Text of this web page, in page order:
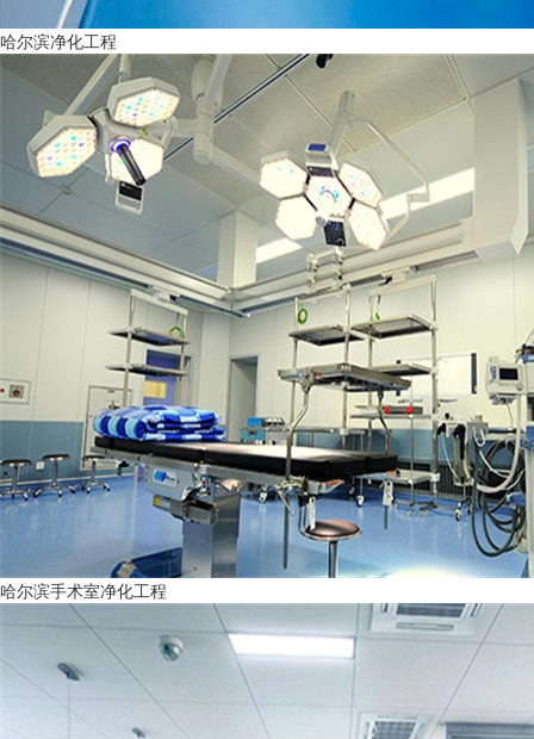
哈尔滨净化工程
哈尔滨手术室净化工程